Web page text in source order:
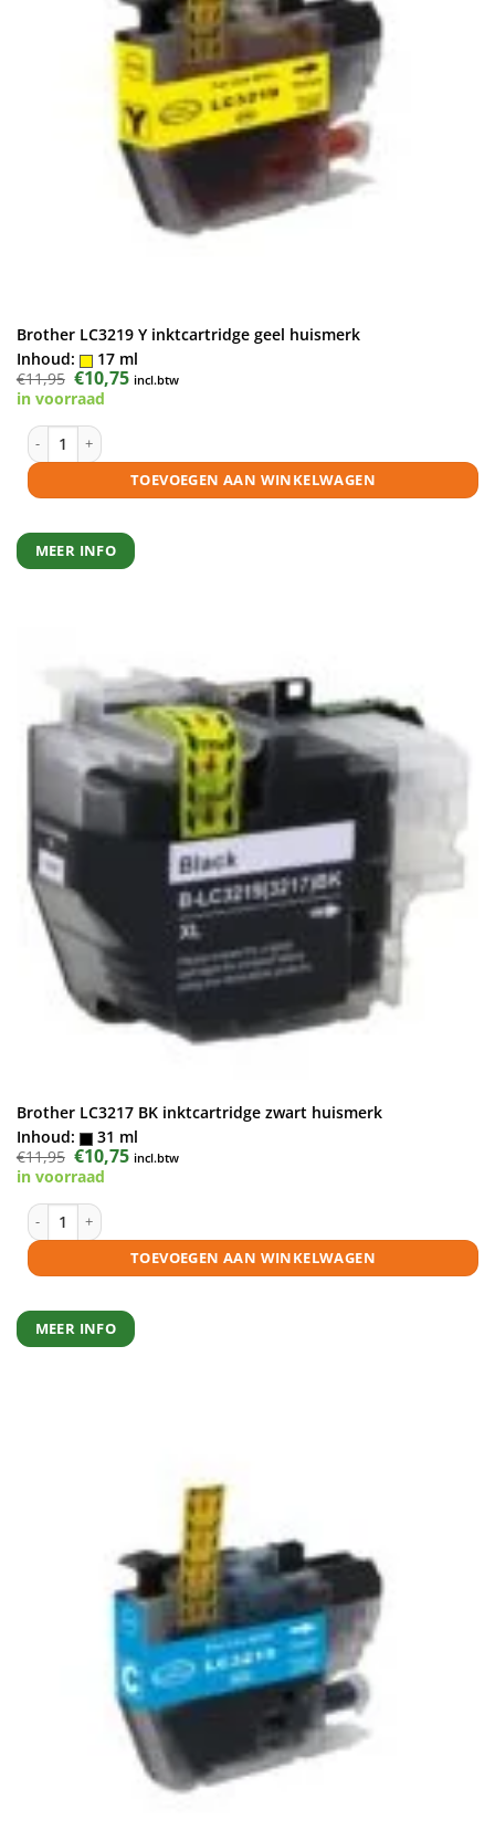
Brother LC3219 Y inktcartridge geel huismerk
Inhoud:
17 ml
€11,95 Oorspronkelijke
prijs
was:
€10,75Huidige
prijs
incl.btw
in voorraad
Brother LC3219 Y inktcartridge geel huismerk aantal
TOEVOEGEN AAN WINKELWAGEN
MEER INFO
Brother LC3217 BK inktcartridge zwart huismerk
Inhoud:
31 ml
€11,95 Oorspronkelijke
prijs
was:
€10,75Huidige
prijs
incl.btw
in voorraad
Brother LC3217 BK inktcartridge zwart huismerk aantal
TOEVOEGEN AAN WINKELWAGEN
MEER INFO